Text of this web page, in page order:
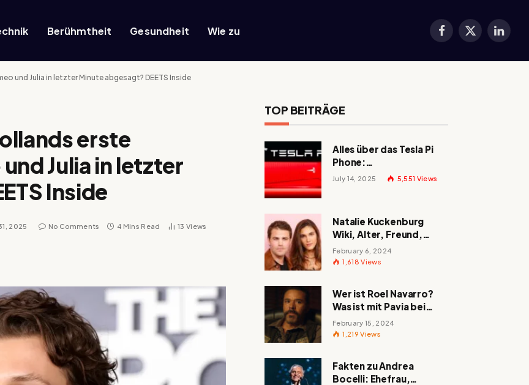
Berühmtheit Gesundheit Wie zu Facebook
X
und Julia in letzter Minute abgesagt? DEETS Inside
erste
Julia in letzter
Inside
2025 No Comments 4 Mins Read 13 Views
TOP BEITRÄGE
Alles über das Tesla Pi
Phone:
Erscheinungsdatum,
July 14, 2025 5,551 Views
Natalie Kuckenburg
Wiki, Alter, Freund,
Größe, Nationalität,
Eltern und mehr
February 6, 2024
1,618Views
Wer ist Roel Navarro?
Was ist mit Pavia bei
„Mayans MC“ passiert?
February 15, 2024
1,219Views
Fakten zu Andrea
Bocelli: Ehefrau,